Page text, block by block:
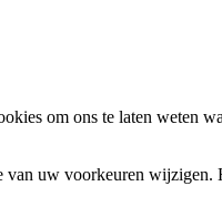
om ons te laten
uw voorkeuren